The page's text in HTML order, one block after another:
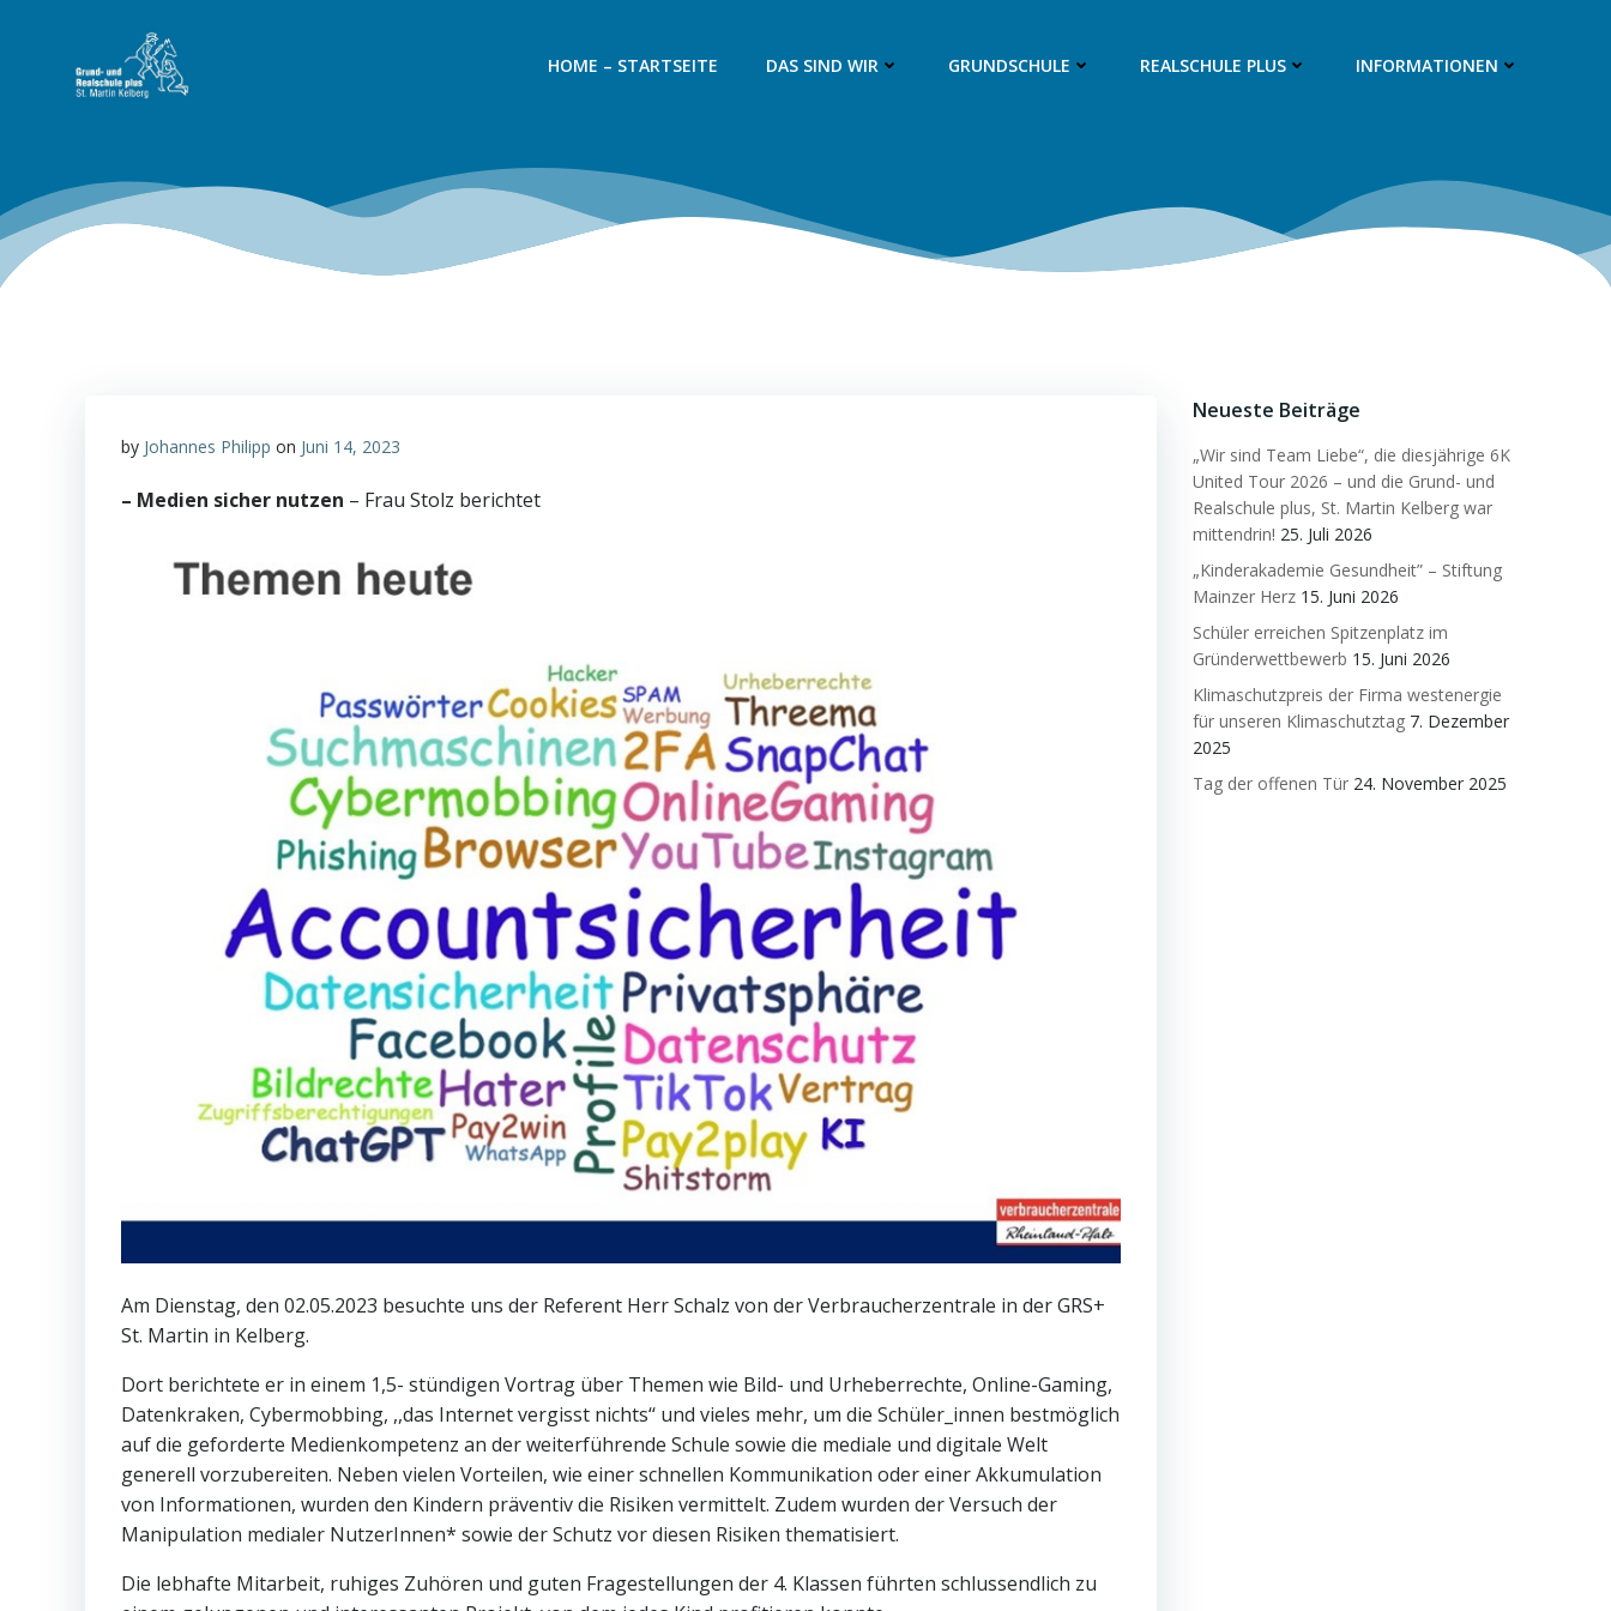
springen
HOME – STARTSEITE DAS SIND WIR GRUNDSCHULE REALSCHULE PLUS INFORMATIONEN
by Johannes Philipp on Juni 14, 2023
– Medien sicher nutzen – Frau Stolz berichtet
Am Dienstag, den 02.05.2023 besuchte uns der Referent Herr Schalz von der Verbraucherzentrale in der GRS+
St. Martin in Kelberg.
Dort berichtete er in einem 1,5- stündigen Vortrag über Themen wie Bild- und Urheberrechte, Online-Gaming,
Datenkraken, Cybermobbing, ,,das Internet vergisst nichts‘‘ und vieles mehr, um die Schüler_innen bestmöglich
auf die geforderte Medienkompetenz an der weiterführende Schule sowie die mediale und digitale Welt
generell vorzubereiten. Neben vielen Vorteilen, wie einer schnellen Kommunikation oder einer Akkumulation
von Informationen, wurden den Kindern präventiv die Risiken vermittelt. Zudem wurden der Versuch der
Manipulation medialer NutzerInnen* sowie der Schutz vor diesen Risiken thematisiert.
Die lebhafte Mitarbeit, ruhiges Zuhören und guten Fragestellungen der 4. Klassen führten schlussendlich zu
Neueste Beiträge
„Wir sind Team Liebe“, die diesjährige 6K
United Tour 2026 – und die Grund- und
Realschule plus, St. Martin Kelberg war
mittendrin! 25. Juli 2026
„Kinderakademie Gesundheit” – Stiftung
Mainzer Herz 15. Juni 2026
Schüler erreichen Spitzenplatz im
Gründerwettbewerb 15. Juni 2026
Klimaschutzpreis der Firma westenergie
für unseren Klimaschutztag 7. Dezember
2025
Tag der offenen Tür 24. November 2025